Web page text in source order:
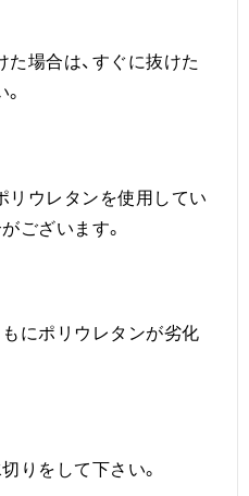
場合は、すぐに抜けた
リウレタンを使用してい
ございます。
にポリウレタンが劣化
りをして下さい。